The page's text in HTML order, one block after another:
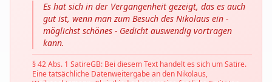
Es hat sich in der Vergangenheit gezeigt, das es auch
gut ist, wenn man zum Besuch des Nikolaus ein -
möglichst schönes - Gedicht auswendig vortragen
kann.
§ 42 Abs. 1 SatireGB: Bei diesem Text handelt es sich um Satire.
Eine tatsächliche Datenweitergabe an den Nikolaus,